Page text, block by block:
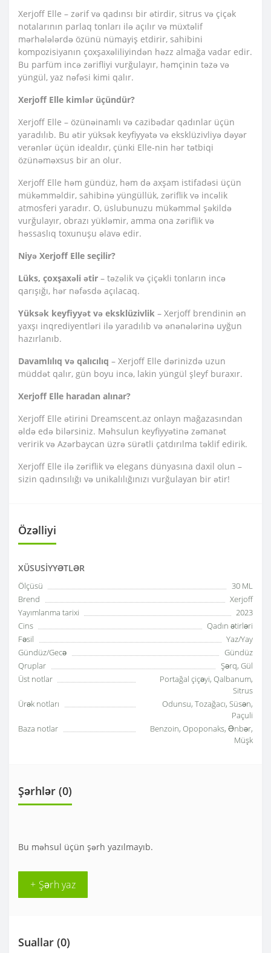
Xerjoff Elle – zərif və qadınsı bir ətirdir, sitrus və çiçək
notalarının parlaq tonları ilə açılır və müxtəlif
mərhələlərdə özünü nümayiş etdirir, sahibini
kompozisiyanın çoxşaxəliliyindən həzz almağa vadar edir.
Bu parfüm incə zərifliyi vurğulayır, həmçinin təzə və
yüngül, yaz nəfəsi kimi qalır.
Xerjoff Elle kimlər üçündür?
Xerjoff Elle – özünəinamlı və cazibədar qadınlar üçün
yaradılıb. Bu ətir yüksək keyfiyyətə və eksklüzivliyə dəyər
verənlər üçün idealdır, çünki Elle-nin hər tətbiqi
özünəməxsus bir an olur.
Xerjoff Elle həm gündüz, həm də axşam istifadəsi üçün
mükəmməldir, sahibinə yüngüllük, zəriflik və incəlik
atmosferi yaradır. O, üslubunuzu mükəmməl şəkildə
vurğulayır, obrazı yükləmir, amma ona zəriflik və
həssaslıq toxunuşu əlavə edir.
Niyə Xerjoff Elle seçilir?
Lüks, çoxşaxəli ətir – təzəlik və çiçəkli tonların incə
qarışığı, hər nəfəsdə açılacaq.
Yüksək keyfiyyət və eksklüzivlik – Xerjoff brendinin ən
yaxşı inqrediyentləri ilə yaradılıb və ənənələrinə uyğun
hazırlanıb.
Davamlılıq və qalıcılıq – Xerjoff Elle dərinizdə uzun
müddət qalır, gün boyu incə, lakin yüngül şleyf buraxır.
Xerjoff Elle haradan alınar?
Xerjoff Elle ətirini Dreamscent.az onlayn mağazasından
əldə edə bilərsiniz. Məhsulun keyfiyyətinə zəmanət
veririk və Azərbaycan üzrə sürətli çatdırılma təklif edirik.
Xerjoff Elle ilə zəriflik və elegans dünyasına daxil olun –
sizin qadınsılığı və unikalılığınızı vurğulayan bir ətir!
Özəlliyi
XÜSUSIYYƏTLƏR
Ölçüsü
30 ML
Brend
Xerjoff
Yayımlanma tarixi
2023
Cins
Qadın ətirləri
Fəsil
Yaz/Yay
Gündüz/Gecə
Gündüz
Qruplar
Şərq, Gül
Üst notlar
Portağal çiçəyi, Qalbanum,
Sitrus
Ürək notları
Odunsu, Tozağacı, Süsən,
Paçuli
Baza notlar
Benzoin, Opoponaks, Ənbər,
Müşk
Şərhlər (0)
Bu məhsul üçün şərh yazılmayıb.
+ Şərh yaz
Suallar (0)